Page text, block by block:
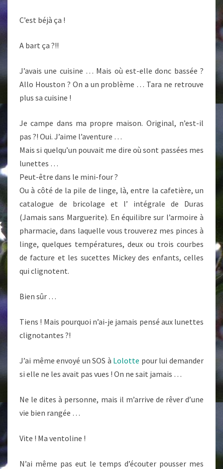
C’est béjà ça !
A bart ça ?!!
J’avais une cuisine … Mais où est-elle donc bassée ?
Allo Houston ? On a un problème … Tara ne retrouve
plus sa cuisine !
Je campe dans ma propre maison. Original, n’est-il
pas ?! Oui. J’aime l’aventure …
Mais si quelqu’un pouvait me dire où sont passées mes
lunettes …
Peut-être dans le mini-four ?
Ou à côté de la pile de linge, là, entre la cafetière, un
catalogue de bricolage et l’ intégrale de Duras
(Jamais sans Marguerite). En équilibre sur l’armoire à
pharmacie, dans laquelle vous trouverez mes pinces à
linge, quelques températures, deux ou trois courbes
de facture et les sucettes Mickey des enfants, celles
qui clignotent.
Bien sûr …
Tiens ! Mais pourquoi n’ai-je jamais pensé aux lunettes
clignotantes ?!
J’ai même envoyé un SOS à Lolotte pour lui demander
si elle ne les avait pas vues ! On ne sait jamais …
Ne le dites à personne, mais il m’arrive de rêver d’une
vie bien rangée …
Vite ! Ma ventoline !
N’ai même pas eut le temps d’écouter pousser mes